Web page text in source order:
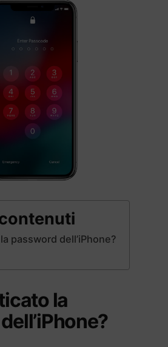
password dell’iPhone?
la